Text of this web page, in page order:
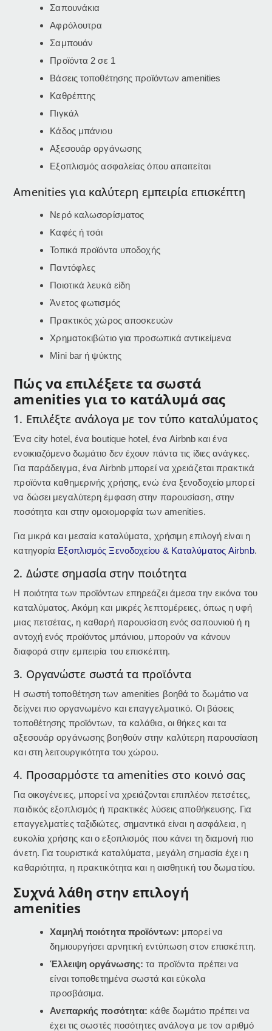
Σαπουνάκια
Αφρόλουτρα
Σαμπουάν
Προϊόντα 2 σε 1
Βάσεις τοποθέτησης προϊόντων amenities
Καθρέπτης
Πιγκάλ
Κάδος μπάνιου
Αξεσουάρ οργάνωσης
Εξοπλισμός ασφαλείας όπου απαιτείται
Amenities για καλύτερη εμπειρία επισκέπτη
Νερό καλωσορίσματος
Καφές ή τσάι
Τοπικά προϊόντα υποδοχής
Παντόφλες
Ποιοτικά λευκά είδη
Άνετος φωτισμός
Πρακτικός χώρος αποσκευών
Χρηματοκιβώτιο για προσωπικά αντικείμενα
Mini bar ή ψύκτης
Πώς να επιλέξετε τα σωστά
amenities για το κατάλυμά σας
1. Επιλέξτε ανάλογα με τον τύπο καταλύματος
Ένα city hotel, ένα boutique hotel, ένα Airbnb και ένα
ενοικιαζόμενο δωμάτιο δεν έχουν πάντα τις ίδιες ανάγκες.
Για παράδειγμα, ένα Airbnb μπορεί να χρειάζεται πρακτικά
προϊόντα καθημερινής χρήσης, ενώ ένα ξενοδοχείο μπορεί
να δώσει μεγαλύτερη έμφαση στην παρουσίαση, στην
ποσότητα και στην ομοιομορφία των amenities.
Για μικρά και μεσαία καταλύματα, χρήσιμη επιλογή είναι η
κατηγορία Εξοπλισμός Ξενοδοχείου & Καταλύματος Airbnb.
2. Δώστε σημασία στην ποιότητα
Η ποιότητα των προϊόντων επηρεάζει άμεσα την εικόνα του
καταλύματος. Ακόμη και μικρές λεπτομέρειες, όπως η υφή
μιας πετσέτας, η καθαρή παρουσίαση ενός σαπουνιού ή η
αντοχή ενός προϊόντος μπάνιου, μπορούν να κάνουν
διαφορά στην εμπειρία του επισκέπτη.
3. Οργανώστε σωστά τα προϊόντα
Η σωστή τοποθέτηση των amenities βοηθά το δωμάτιο να
δείχνει πιο οργανωμένο και επαγγελματικό. Οι βάσεις
τοποθέτησης προϊόντων, τα καλάθια, οι θήκες και τα
αξεσουάρ οργάνωσης βοηθούν στην καλύτερη παρουσίαση
και στη λειτουργικότητα του χώρου.
4. Προσαρμόστε τα amenities στο κοινό σας
Για οικογένειες, μπορεί να χρειάζονται επιπλέον πετσέτες,
παιδικός εξοπλισμός ή πρακτικές λύσεις αποθήκευσης. Για
επαγγελματίες ταξιδιώτες, σημαντικά είναι η ασφάλεια, η
ευκολία χρήσης και ο εξοπλισμός που κάνει τη διαμονή πιο
άνετη. Για τουριστικά καταλύματα, μεγάλη σημασία έχει η
καθαριότητα, η πρακτικότητα και η αισθητική του δωματίου.
Συχνά λάθη στην επιλογή
amenities
Χαμηλή ποιότητα προϊόντων: μπορεί να
δημιουργήσει αρνητική εντύπωση στον επισκέπτη.
Έλλειψη οργάνωσης: τα προϊόντα πρέπει να
είναι τοποθετημένα σωστά και εύκολα
προσβάσιμα.
Ανεπαρκής ποσότητα: κάθε δωμάτιο πρέπει να
έχει τις σωστές ποσότητες ανάλογα με τον αριθμό